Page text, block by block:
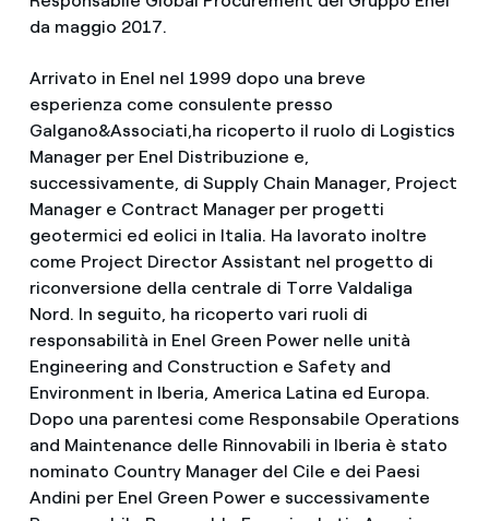
da maggio 2017.
Arrivato in Enel nel 1999 dopo una breve
esperienza come consulente presso
Galgano&Associati,ha ricoperto il ruolo di Logistics
Manager per Enel Distribuzione e,
successivamente, di Supply Chain Manager, Project
Manager e Contract Manager per progetti
geotermici ed eolici in Italia. Ha lavorato inoltre
come Project Director Assistant nel progetto di
riconversione della centrale di Torre Valdaliga
Nord. In seguito, ha ricoperto vari ruoli di
responsabilità in Enel Green Power nelle unità
Engineering and Construction e Safety and
Environment in Iberia, America Latina ed Europa.
Dopo una parentesi come Responsabile Operations
and Maintenance delle Rinnovabili in Iberia è stato
nominato Country Manager del Cile e dei Paesi
Andini per Enel Green Power e successivamente